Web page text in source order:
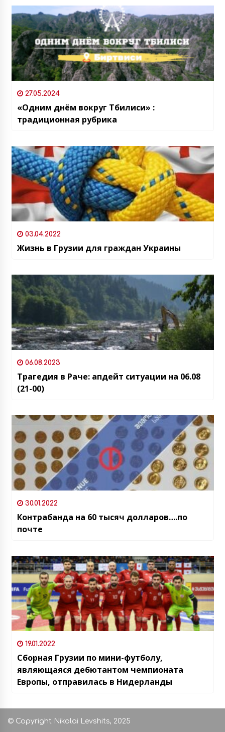
27.05.2024
«Одним днём вокруг Тбилиси» :
традиционная рубрика
03.04.2022
Жизнь в Грузии для граждан Украины
06.08.2023
Трагедия в Раче: апдейт ситуации на 06.08
(21-00)
30.01.2022
Контрабанда на 60 тысяч долларов….по
почте
19.01.2022
Сборная Грузии по мини-футболу,
являющаяся дебютантом чемпионата
Европы, отправилась в Нидерланды
© Copyright Nikolai Levshits, 2025